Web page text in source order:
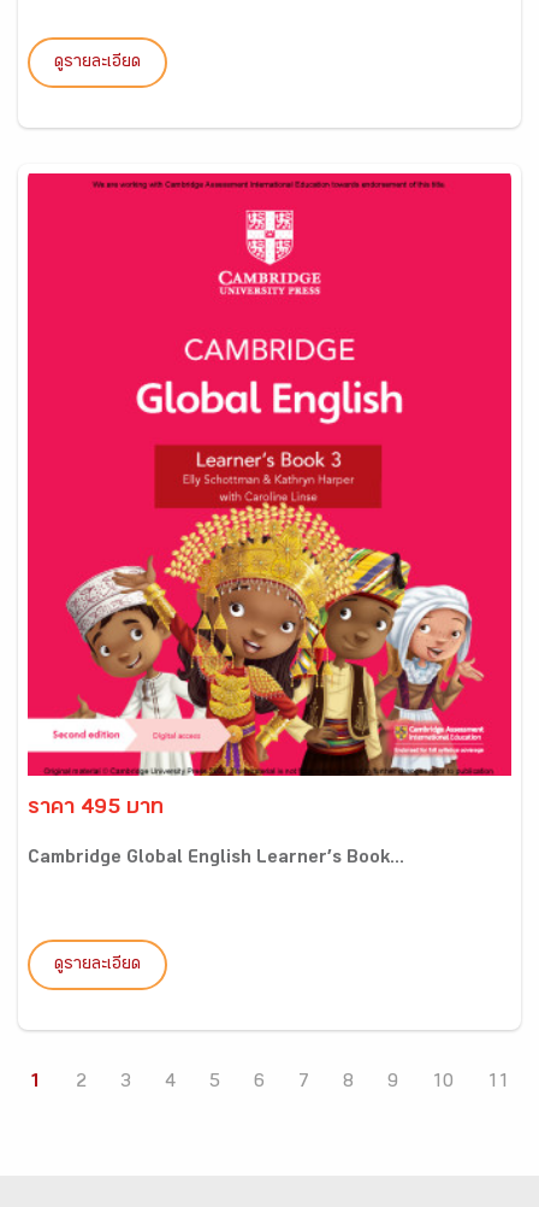
ดูรายละเอียด
ราคา 495 บาท
Cambridge Global English Learner’s Book...
ดูรายละเอียด
1 2 3 4 5 6 7 8 9 10 11